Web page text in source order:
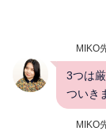
MIKO
3つは
ついき
MIKO